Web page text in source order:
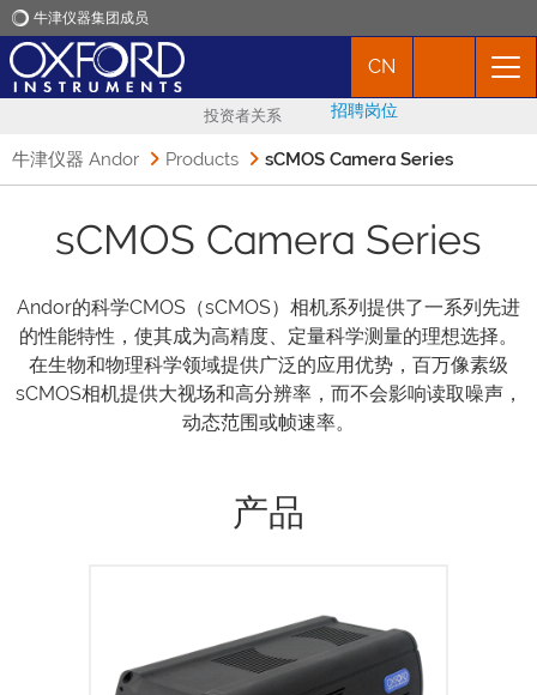
牛津仪器集团成员
市场活动
联络我们
CN
投资者关系 招聘岗位
牛津仪器 Andor Products sCMOS Camera Series
sCMOS Camera Series
Andor的科学CMOS（sCMOS）相机系列提供了一系列先进
的性能特性，使其成为高精度、定量科学测量的理想选择。
在生物和物理科学领域提供广泛的应用优势，百万像素级
sCMOS相机提供大视场和高分辨率，而不会影响读取噪声，
动态范围或帧速率。
产品
Andor CB2是一款集成了多种索尼sCMOS
传感器的高性能科学相机，专为需要灵活